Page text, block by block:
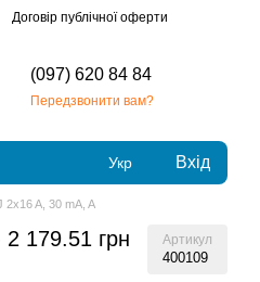
Договір публічної оферти
(097) 620 84 84
Передзвонити вам?
Укр Вхід
2x16 A, 30 mA, A
2 179.51 грн Артикул
400109